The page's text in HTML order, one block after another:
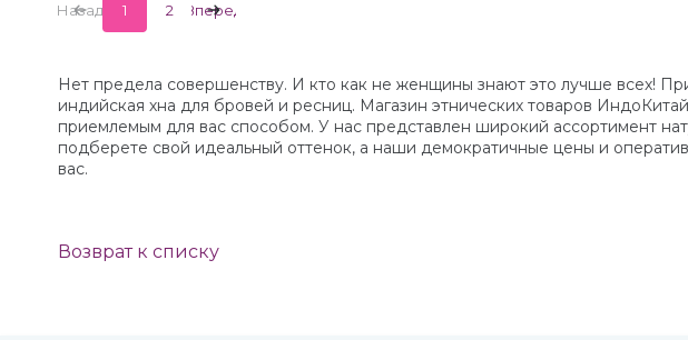
Назад 1 2 Вперед
Нет предела совершенству. И кто как не женщины знают это лучше всех!
индийская хна для бровей и ресниц. Магазин этнических товаров
приемлемым для вас способом. У нас представлен широкий ассортимент
подберете свой идеальный оттенок, а наши демократичные цены и
вас.
Возврат к списку